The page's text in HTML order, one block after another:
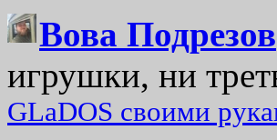
Вова Подрезов
игрушки, ни
GLaDOS своими